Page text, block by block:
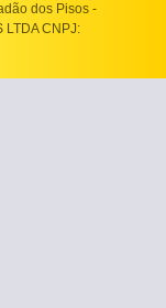
dos Pisos -
LTDA CNPJ: